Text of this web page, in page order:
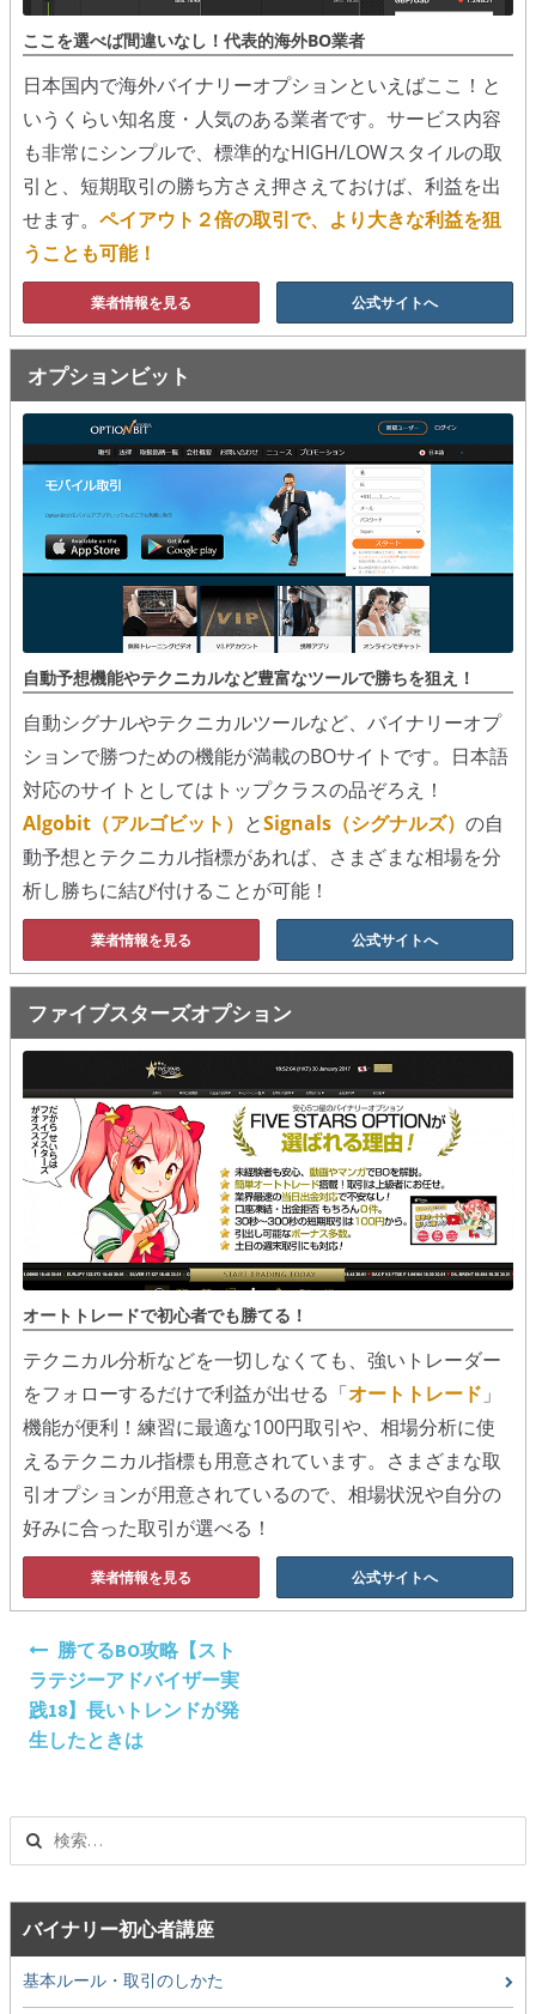
MACD
ボリンジャーバンド
ストラテジーアドバイザー
スポットフォロー
スプレッド取引
アルゴビット
シグナルズ
詐欺・ステマなどBO裏話
２ちゃんまとめ風の詐欺サイト
ここを選べば間違いなし！代表的海外BO業者
日本国内で海外バイナリーオプションといえばここ！と
いうくらい知名度・人気のある業者です。サービス内容
も非常にシンプルで、標準的なHIGH/LOWスタイルの取
引と、短期取引の勝ち方さえ押さえておけば、利益を出
せます。 ペイアウト２倍の取引で、より大きな利益を狙
うことも可能！
業者情報を見る 公式サイトへ
オプションビット
自動予想機能やテクニカルなど豊富なツールで勝ちを狙え！
自動シグナルやテクニカルツールなど、バイナリーオプ
ションで勝つための機能が満載のBOサイトです。日本語
対応のサイトとしてはトップクラスの品ぞろえ！
Algobit（アルゴビット） とSignals（シグナルズ） の自
動予想とテクニカル指標があれば、さまざまな相場を分
析し勝ちに結び付けることが可能！
業者情報を見る 公式サイトへ
ファイブスターズオプション
オートトレードで初心者でも勝てる！
テクニカル分析などを一切しなくても、強いトレーダー
をフォローするだけで利益が出せる「オートトレード 」
機能が便利！練習に最適な100円取引や、相場分析に使
えるテクニカル指標も用意されています。さまざまな取
引オプションが用意されているので、相場状況や自分の
好みに合った取引が選べる！
業者情報を見る 公式サイトへ
ナ
ビ
ゲ
シ
ョ
ン
勝てるBO攻略【スト
ラテジーアドバイザー実
践18】長いトレンドが発
生したときは
バイナリー初心者講座
基本ルール・取引のしかた